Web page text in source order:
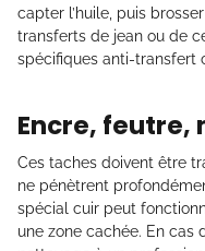
capter l’huile, puis
transferts de jean ou de
spécifiques anti-transfert
Encre, feutre,
Ces taches doivent être
ne pénètrent
spécial cuir peut
une zone cachée. En cas